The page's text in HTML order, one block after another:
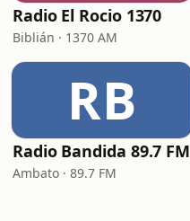
Radio El Rocio 1370
Biblián · 1370 AM
RB
Radio Bandida 89.7 FM
Ambato · 89.7 FM